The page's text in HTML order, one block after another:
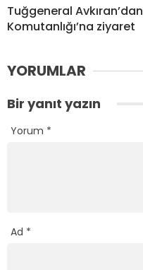
Tuğgeneral
Komutanlığı’na ziyaret
YORUMLAR
Bir yanıt yazın
Yorum *
Ad *